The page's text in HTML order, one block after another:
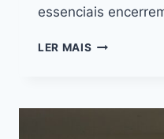
essenciais
LER MAIS